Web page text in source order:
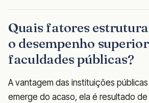
Quais fatores
o desempenho
faculdades públicas?
A vantagem das instituições públicas
emerge do acaso, ela é resultado